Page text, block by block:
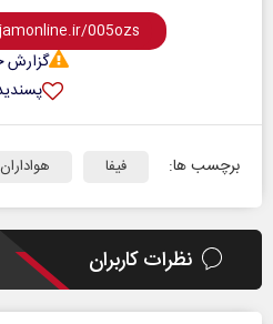
گزارش
برچسب ها: فیفا هواداران
نظرات کاربران